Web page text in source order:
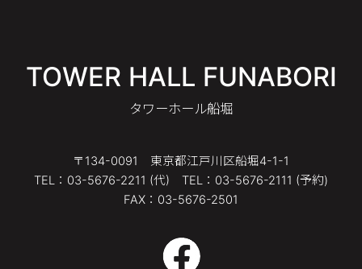
TOWER HALL FUNABORI
タワーホール船堀
〒134-0091 東京都江戸川区船堀4-1-1
TEL：03-5676-2211 (代) TEL：03-5676-2111 (予約)
FAX：03-5676-2501